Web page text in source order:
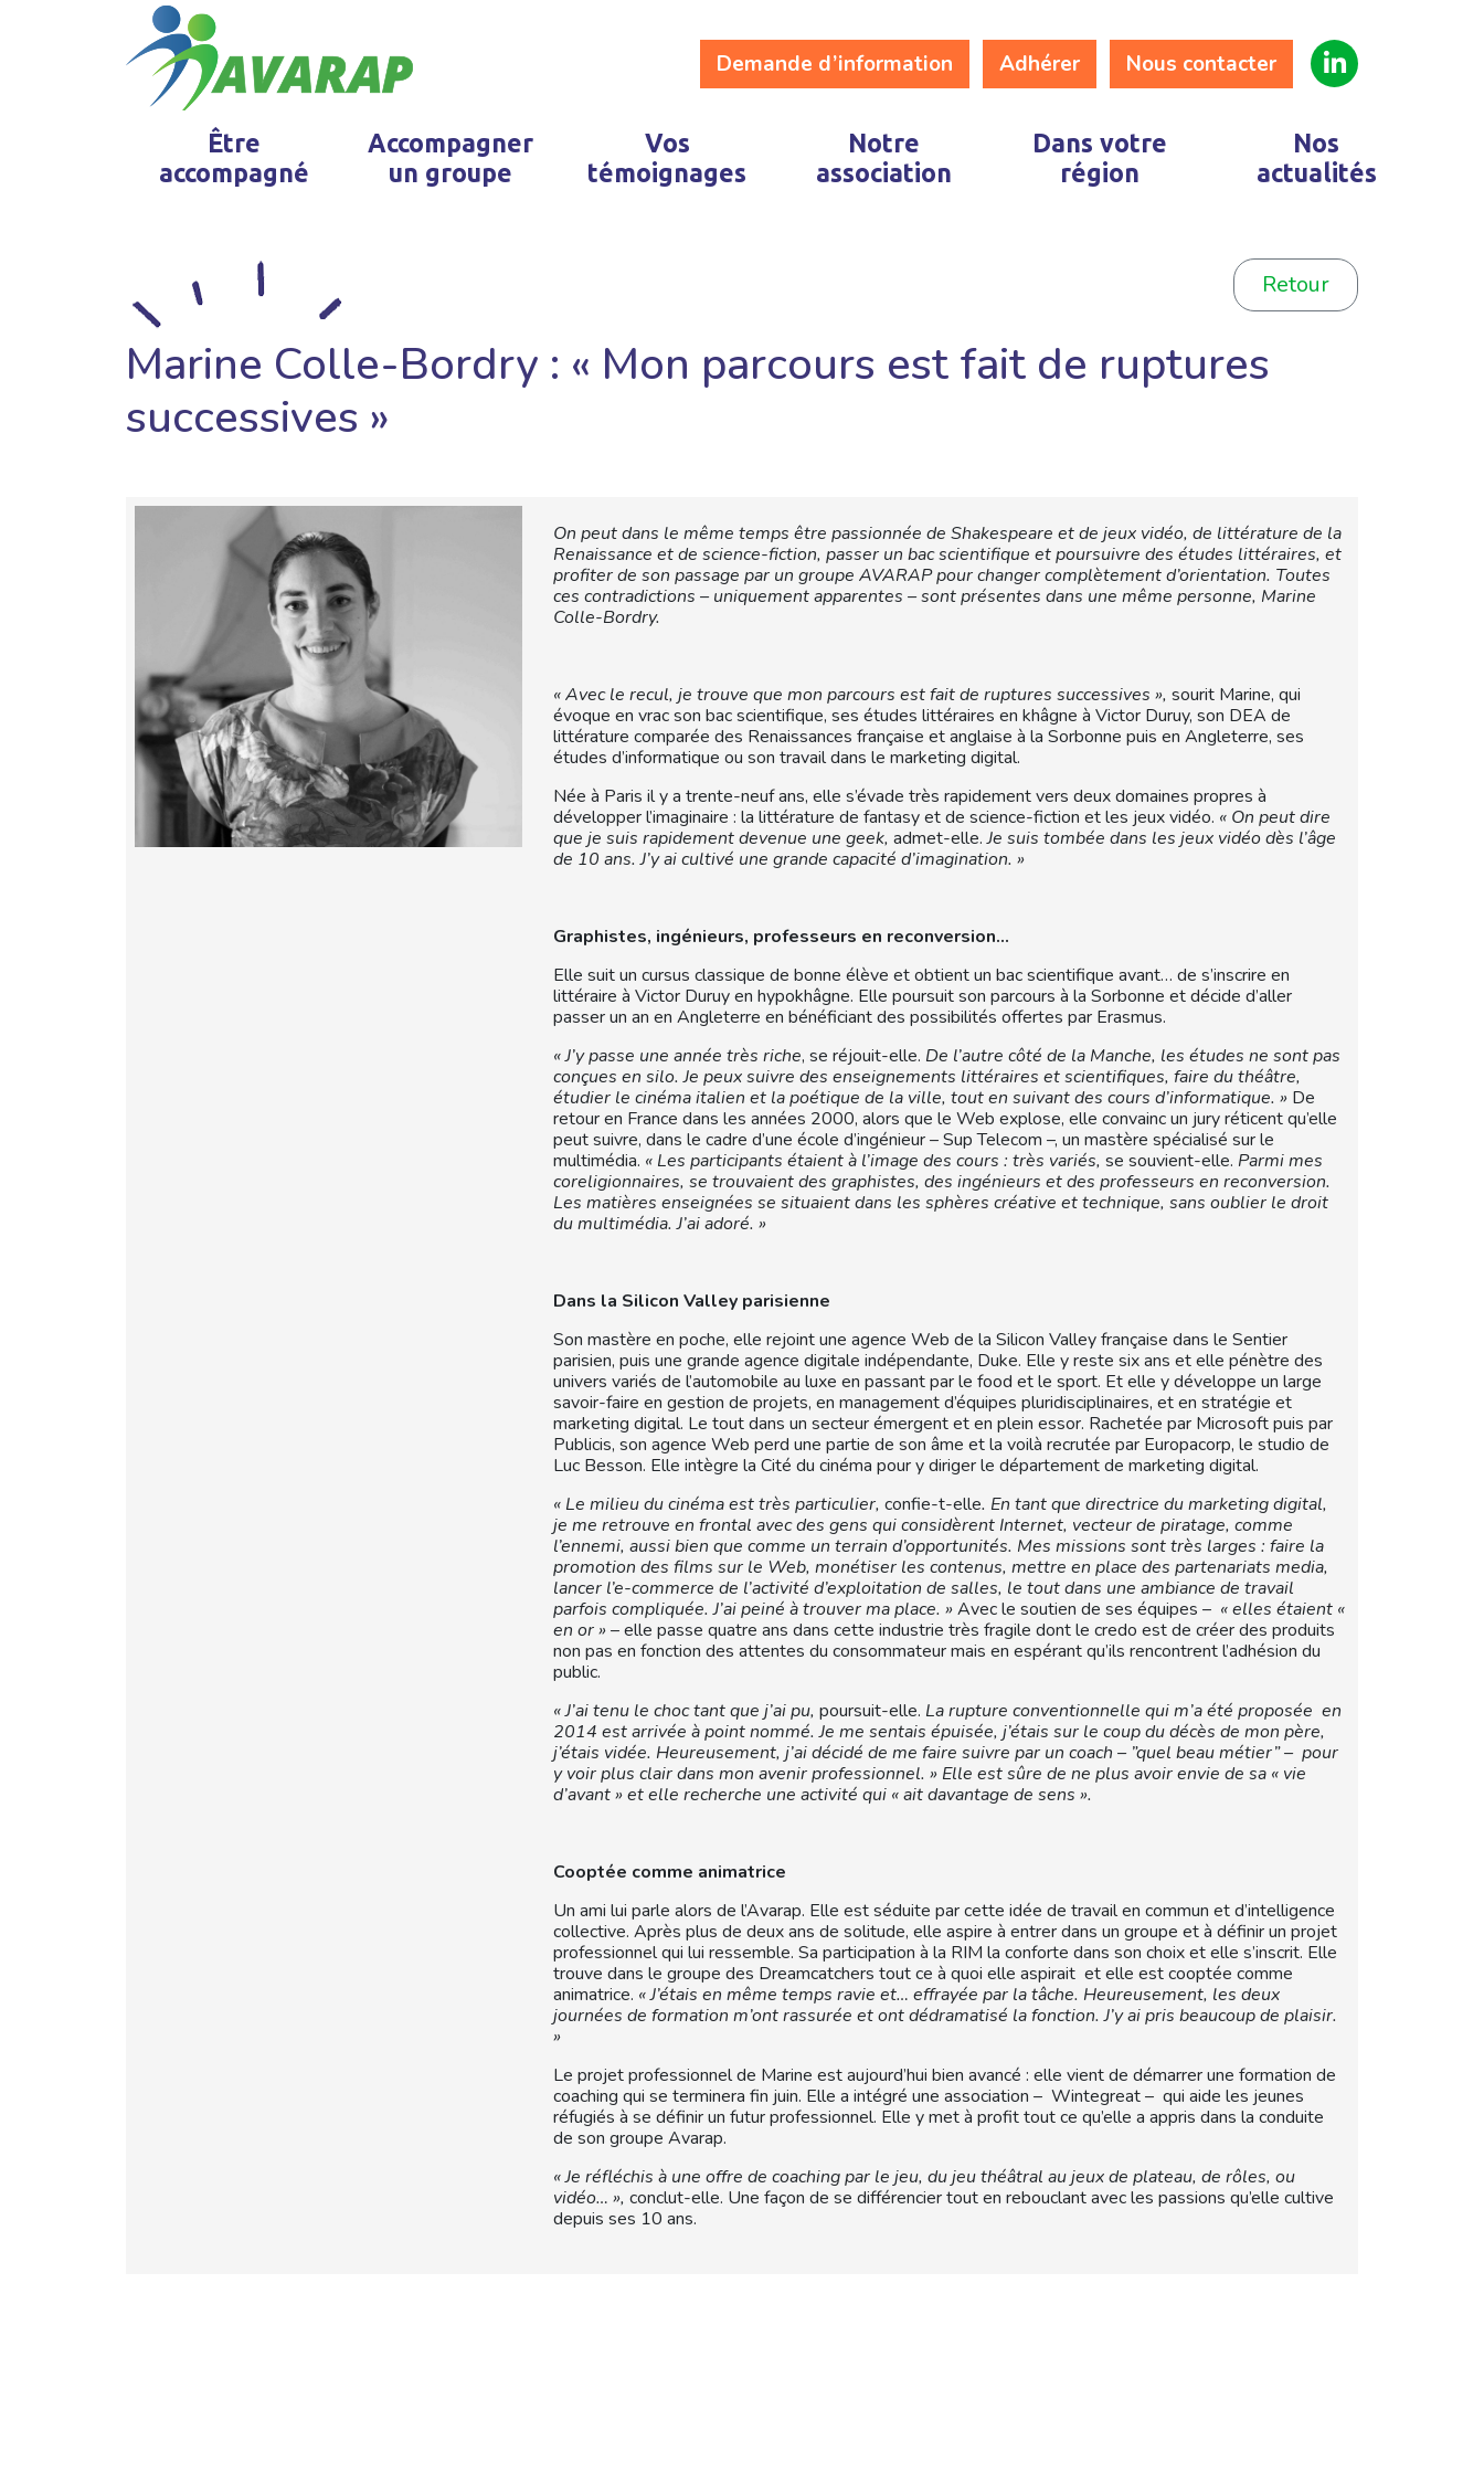
Demande d’information Adhérer Nous contacter
Être
accompagné
Accompagner
un groupe
Vos
témoignages
Notre
association
Dans votre
région
Nos
actualités
Retour
Marine Colle-Bordry : « Mon parcours est fait de ruptures
successives »
On peut dans le même temps être passionnée de Shakespeare et de jeux vidéo, de littérature de la
Renaissance et de science-fiction, passer un bac scientifique et poursuivre des études littéraires, et
profiter de son passage par un groupe AVARAP pour changer complètement d’orientation. Toutes
ces contradictions – uniquement apparentes – sont présentes dans une même personne, Marine
Colle-Bordry.
« Avec le recul, je trouve que mon parcours est fait de ruptures successives », sourit Marine, qui
évoque en vrac son bac scientifique, ses études littéraires en khâgne à Victor Duruy, son DEA de
littérature comparée des Renaissances française et anglaise à la Sorbonne puis en Angleterre, ses
études d’informatique ou son travail dans le marketing digital.
Née à Paris il y a trente-neuf ans, elle s’évade très rapidement vers deux domaines propres à
développer l’imaginaire : la littérature de fantasy et de science-fiction et les jeux vidéo. « On peut dire
que je suis rapidement devenue une geek, admet-elle.Je suis tombée dans les jeux vidéo dès l’âge
de 10 ans. J’y ai cultivé une grande capacité d’imagination. »
Graphistes, ingénieurs, professeurs en reconversion…
Elle suit un cursus classique de bonne élève et obtient un bac scientifique avant… de s’inscrire en
littéraire à Victor Duruy en hypokhâgne. Elle poursuit son parcours à la Sorbonne et décide d’aller
passer un an en Angleterre en bénéficiant des possibilités offertes par Erasmus.
« J’y passe une année très riche, se réjouit-elle. De l’autre côté de la Manche, les études ne sont pas
conçues en silo. Je peux suivre des enseignements littéraires et scientifiques, faire du théâtre,
étudier le cinéma italien et la poétique de la ville, tout en suivant des cours d’informatique. »De
retour en France dans les années 2000, alors que le Web explose, elle convainc un jury réticent qu’elle
peut suivre, dans le cadre d’une école d’ingénieur – Sup Telecom –, un mastère spécialisé sur le
multimédia. « Les participants étaient à l’image des cours : très variés, se souvient-elle. Parmi mes
coreligionnaires, se trouvaient des graphistes, des ingénieurs et des professeurs en reconversion.
Les matières enseignées se situaient dans les sphères créative et technique, sans oublier le droit
du multimédia. J’ai adoré. »
Dans la Silicon Valley parisienne
Son mastère en poche, elle rejoint une agence Web de la Silicon Valley française dans le Sentier
parisien, puis une grande agence digitale indépendante, Duke. Elle y reste six ans et elle pénètre des
univers variés de l’automobile au luxe en passant par le food et le sport. Et elle y développe un large
savoir-faire en gestion de projets, en management d’équipes pluridisciplinaires, et en stratégie et
marketing digital. Le tout dans un secteur émergent et en plein essor. Rachetée par Microsoft puis par
Publicis, son agence Web perd une partie de son âme et la voilà recrutée par Europacorp, le studio de
Luc Besson. Elle intègre la Cité du cinéma pour y diriger le département de marketing digital.
« Le milieu du cinéma est très particulier, confie-t-elle. En tant que directrice du marketing digital,
je me retrouve en frontal avec des gens qui considèrent Internet, vecteur de piratage, comme
l’ennemi, aussi bien que comme un terrain d’opportunités. Mes missions sont très larges : faire la
promotion des films sur le Web, monétiser les contenus, mettre en place des partenariats media,
lancer l’e-commerce de l’activité d’exploitation de salles, le tout dans une ambiance de travail
parfois compliquée. J’ai peiné à trouver ma place. »Avec le soutien de ses équipes – « elles étaient «
en or »– elle passe quatre ans dans cette industrie très fragile dont le credo est de créer des produits
non pas en fonction des attentes du consommateur mais en espérant qu’ils rencontrent l’adhésion du
public.
« J’ai tenu le choc tant que j’ai pu, poursuit-elle. La rupture conventionnelle qui m’a été proposée en
2014 est arrivée à point nommé. Je me sentais épuisée, j’étais sur le coup du décès de mon père,
j’étais vidée. Heureusement, j’ai décidé de me faire suivre par un coach – ”quel beau métier” – pour
y voir plus clair dans mon avenir professionnel. » Elle est sûre de ne plus avoir envie de sa « vie
d’avant » et elle recherche une activité qui « ait davantage de sens ».
Cooptée comme animatrice
Un ami lui parle alors de l’Avarap. Elle est séduite par cette idée de travail en commun et d’intelligence
collective. Après plus de deux ans de solitude, elle aspire à entrer dans un groupe et à définir un projet
professionnel qui lui ressemble. Sa participation à la RIM la conforte dans son choix et elle s’inscrit. Elle
trouve dans le groupe des Dreamcatchers tout ce à quoi elle aspirait et elle est cooptée comme
animatrice. « J’étais en même temps ravie et… effrayée par la tâche. Heureusement, les deux
journées de formation m’ont rassurée et ont dédramatisé la fonction. J’y ai pris beaucoup de plaisir.
»
Le projet professionnel de Marine est aujourd’hui bien avancé : elle vient de démarrer une formation de
coaching qui se terminera fin juin. Elle a intégré une association – Wintegreat – qui aide les jeunes
réfugiés à se définir un futur professionnel. Elle y met à profit tout ce qu’elle a appris dans la conduite
de son groupe Avarap.
« Je réfléchis à une offre de coaching par le jeu, du jeu théâtral au jeux de plateau, de rôles, ou
vidéo… », conclut-elle. Une façon de se différencier tout en rebouclant avec les passions qu’elle cultive
depuis ses 10 ans.